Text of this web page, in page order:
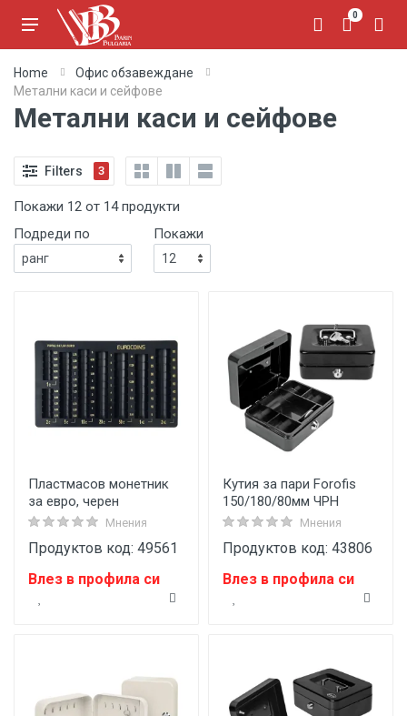
0
Home
Офис обзавеждане
Метални каси и сейфове
Метални каси и сейфове
Filters 3
Покажи 12 от 14 продукти
Подреди по
Покажи
Пластмасов монетник
за евро, черен
Мнения
Продуктов код: 49561
Влез в профила си
Кутия за пари Forofis
150/180/80мм ЧРН
Мнения
Продуктов код: 43806
Влез в профила си